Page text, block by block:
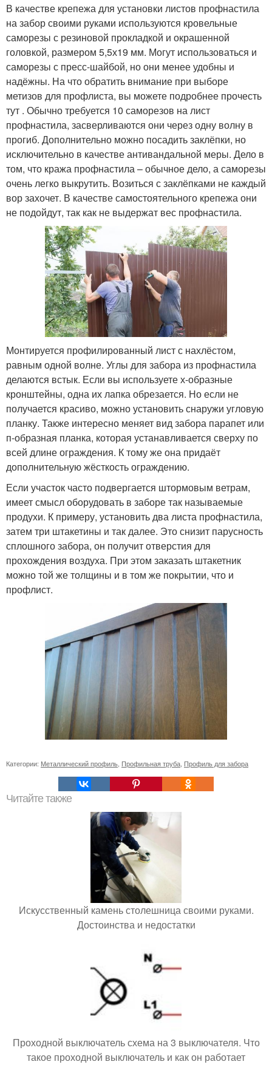
В качестве крепежа для установки листов профнастила
на забор своими руками используются кровельные
саморезы с резиновой прокладкой и окрашенной
головкой, размером 5,5х19 мм. Могут использоваться и
саморезы с пресс-шайбой, но они менее удобны и
надёжны. На что обратить внимание при выборе
метизов для профлиста, вы можете подробнее прочесть
тут . Обычно требуется 10 саморезов на лист
профнастила, засверливаются они через одну волну в
прогиб. Дополнительно можно посадить заклёпки, но
исключительно в качестве антивандальной меры. Дело в
том, что кража профнастила – обычное дело, а саморезы
очень легко выкрутить. Возиться с заклёпками не каждый
вор захочет. В качестве самостоятельного крепежа они
не подойдут, так как не выдержат вес профнастила.
Монтируется профилированный лист с нахлёстом,
равным одной волне. Углы для забора из профнастила
делаются встык. Если вы используете х-образные
кронштейны, одна их лапка обрезается. Но если не
получается красиво, можно установить снаружи угловую
планку. Также интересно меняет вид забора парапет или
п-образная планка, которая устанавливается сверху по
всей длине ограждения. К тому же она придаёт
дополнительную жёсткость ограждению.
Если участок часто подвергается штормовым ветрам,
имеет смысл оборудовать в заборе так называемые
продухи. К примеру, установить два листа профнастила,
затем три штакетины и так далее. Это снизит парусность
сплошного забора, он получит отверстия для
прохождения воздуха. При этом заказать штакетник
можно той же толщины и в том же покрытии, что и
профлист.
Категории: Металлический профиль Профильная труба Профиль для забора
Читайте также
Искусственный камень столешница своими руками.
Достоинства и недостатки
Проходной выключатель схема на 3 выключателя. Что
такое проходной выключатель и как он работает